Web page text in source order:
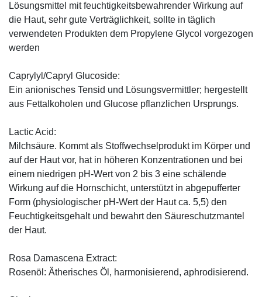
Lösungsmittel mit feuchtigkeitsbewahrender Wirkung auf
die Haut, sehr gute Verträglichkeit, sollte in täglich
verwendeten Produkten dem Propylene Glycol vorgezogen
werden
Caprylyl/Capryl Glucoside:
Ein anionisches Tensid und Lösungsvermittler; hergestellt
aus Fettalkoholen und Glucose pflanzlichen Ursprungs.
Lactic Acid:
Milchsäure. Kommt als Stoffwechselprodukt im Körper und
auf der Haut vor, hat in höheren Konzentrationen und bei
einem niedrigen pH-Wert von 2 bis 3 eine schälende
Wirkung auf die Hornschicht, unterstützt in abgepufferter
Form (physiologischer pH-Wert der Haut ca. 5,5) den
Feuchtigkeitsgehalt und bewahrt den Säureschutzmantel
der Haut.
Rosa Damascena Extract:
Rosenöl: Ätherisches Öl, harmonisierend, aphrodisierend.